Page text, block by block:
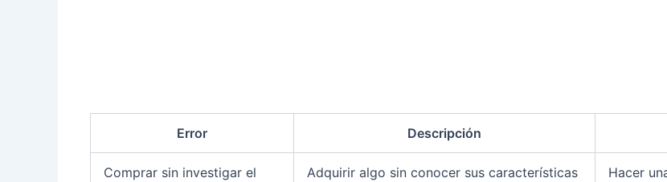
Error Descripción
Comprar sin investigar el
Adquirir algo sin conocer sus características
Hacer